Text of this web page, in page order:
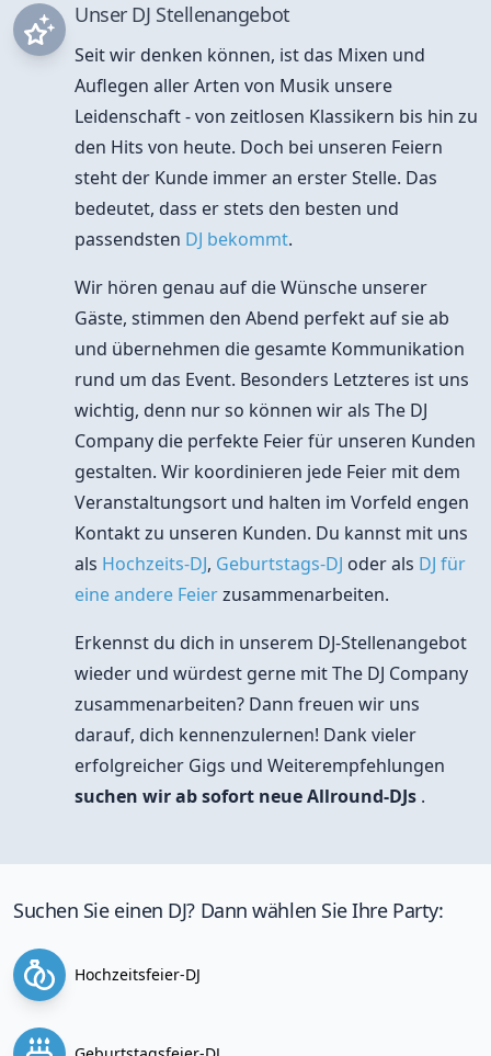
Unser DJ Stellenangebot
Seit wir denken können, ist das Mixen und
Auflegen aller Arten von Musik unsere
Leidenschaft - von zeitlosen Klassikern bis hin zu
den Hits von heute. Doch bei unseren Feiern
steht der Kunde immer an erster Stelle. Das
bedeutet, dass er stets den besten und
passendsten DJ bekommt.
Wir hören genau auf die Wünsche unserer
Gäste, stimmen den Abend perfekt auf sie ab
und übernehmen die gesamte Kommunikation
rund um das Event. Besonders Letzteres ist uns
wichtig, denn nur so können wir als The DJ
Company die perfekte Feier für unseren Kunden
gestalten. Wir koordinieren jede Feier mit dem
Veranstaltungsort und halten im Vorfeld engen
Kontakt zu unseren Kunden. Du kannst mit uns
als Hochzeits-DJ, Geburtstags-DJ oder als DJ für
eine andere Feierzusammenarbeiten.
Erkennst du dich in unserem DJ-Stellenangebot
wieder und würdest gerne mit The DJ Company
zusammenarbeiten? Dann freuen wir uns
darauf, dich kennenzulernen! Dank vieler
erfolgreicher Gigs und Weiterempfehlungen
suchen wir ab sofort neue Allround-DJs .
Suchen Sie einen DJ? Dann wählen Sie Ihre Party:
Hochzeitsfeier-DJ